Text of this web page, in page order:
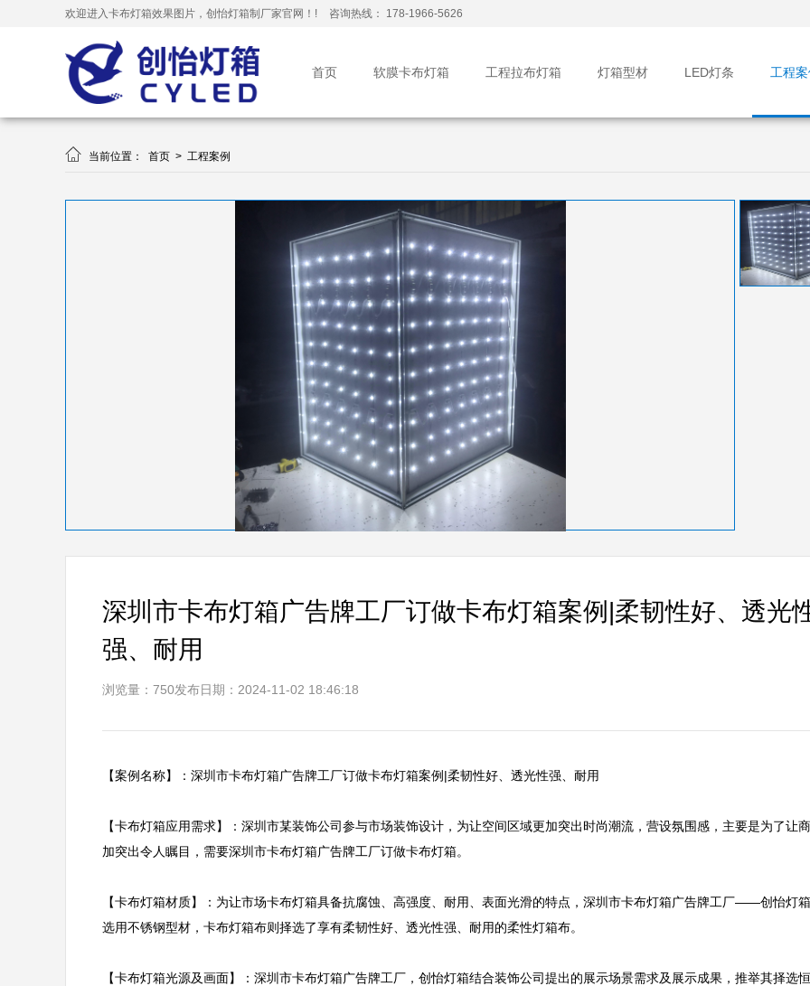
欢迎进入卡布灯箱效果图片，创怡灯箱制厂家官网！! 咨询热线： 178-1966-5626
首页 软膜卡布灯箱 工程拉布灯箱 灯箱型材 LED灯条 工程
 当前位置： 首页 > 工程案例
深圳市卡布灯箱广告牌工厂订做卡布灯箱案例|柔韧性好、透光
强、耐用
浏览量：750发布日期：2024-11-02 18:46:18
【案例名称】：深圳市卡布灯箱广告牌工厂订做卡布灯箱案例|柔韧性好、透光性强、耐用
【卡布灯箱应用需求】：深圳市某装饰公司参与市场装饰设计，为让空间区域更加突出时尚潮流，营设氛围感，主要是为了让
加突出令人瞩目，需要深圳市卡布灯箱广告牌工厂订做卡布灯箱。
【卡布灯箱材质】：为让市场卡布灯箱具备抗腐蚀、高强度、耐用、表面光滑的特点，深圳市卡布灯箱广告牌工厂——创怡灯
选用不锈钢型材，卡布灯箱布则择选了享有柔韧性好、透光性强、耐用的柔性灯箱布。
【卡布灯箱光源及画面】：深圳市卡布灯箱广告牌工厂，创怡灯箱结合装饰公司提出的展示场景需求及展示成果，推举其择选